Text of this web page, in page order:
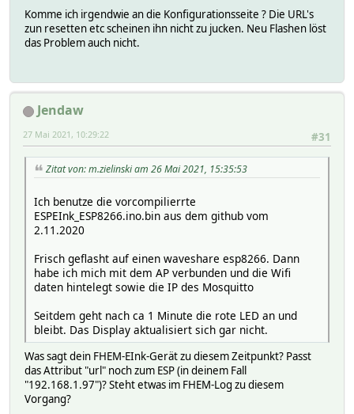
14:19:58.303 -> Disconnecting from MQTT...
14:19:58.343 ->
14:19:58.343 -> Going to sleep for 60 seconds.
⸮⸮⸮ ⸮⸮⸮ 8 2013,rst cause:5, boot mode:(3,6)
14:52:32.572 -> ⸮⸮⸮⸮⸮⸮⸮⸮.⸮
pi@raspberrypi:~ $ mosquitto -v
1622032553: mosquitto version 1.5.7 starting
1622032553: Opening ipv4 listen socket on port 1883.
1622032553: Opening ipv6 listen socket on port 1883.
1622032558: New connection from 192.168.1.97 on port
1622032558: No will message specified.
1622032558: Sending CONNACK to ESPEInk_24a1603bdc22 (0,
1622032558: Received SUBSCRIBE from ESPEInk_24a1603bdc22
1622032558: stat/display/needUpdate (QoS 1)
1622032558: ESPEInk_24a1603bdc22 1 stat/display/
1622032558: Sending SUBACK to ESPEInk_24a1603bdc22
1622032559: Received DISCONNECT from ESPEInk_24a1603bdc22
Komme ich irgendwie an die Konfigurationsseite ? Die URL's
zun resetten etc scheinen ihn nicht zu jucken. Neu Flashen löst
das Problem auch nicht.
Jendaw
#31
27 Mai 2021, 10:29:22
Zitat von: m.zielinski am 26 Mai 2021, 15:35:53
Ich benutze die vorcompilierrte
ESPEInk_ESP8266.ino.bin aus dem github vom
2.11.2020
Frisch geflasht auf einen waveshare esp8266. Dann
habe ich mich mit dem AP verbunden und die Wifi
daten hintelegt sowie die IP des Mosquitto
Seitdem geht nach ca 1 Minute die rote LED an und
bleibt. Das Display aktualisiert sich gar nicht.
Was sagt dein FHEM-EInk-Gerät zu diesem Zeitpunkt? Passt
das Attribut "url" noch zum ESP (in deinem Fall
"192.168.1.97")? Steht etwas im FHEM-Log zu diesem
Vorgang?